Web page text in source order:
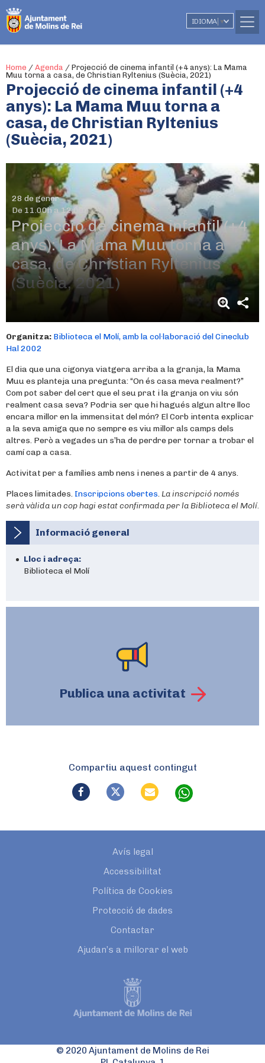
IDIOMA ▼
Home / Agenda / Projecció de cinema infantil (+4 anys): La Mama
Muu torna a casa, de Christian Ryltenius (Suècia, 2021)
Projecció de cinema infantil (+4
anys): La Mama Muu torna a
casa, de Christian Ryltenius
(Suècia, 2021)
28 de gener
De 11.00h a 12:00h
Projecció de cinema infantil (+4
anys): La Mama Muu torna a
casa, de Christian Ryltenius
(Suècia, 2021)
Organitza: Biblioteca el Molí, amb la col·laboració del Cineclub
Hal 2002
El dia que una cigonya viatgera arriba a la granja, la Mama
Muu es planteja una pregunta: “On és casa meva realment?”
Com pot saber del cert que el seu prat i la granja on viu són
realment casa seva? Podria ser que hi hagués algun altre lloc
encara millor en la immensitat del món? El Corb intenta explicar
a la seva amiga que no sempre es viu millor als camps dels
altres. Però a vegades un s’ha de perdre per tornar a trobar el
camí cap a casa.
Activitat per a famílies amb nens i nenes a partir de 4 anys.
Places limitades. Inscripcions obertes.La inscripció només
serà vàlida un cop hagi estat confirmada per la Biblioteca el Molí.
Informació general
Lloc i adreça:
Biblioteca el Molí
Publica una activitat
Compartiu aquest contingut
Avís legal
Accessibilitat
Política de Cookies
Protecció de dades
Contactar
Ajudan’s a millorar el web
© 2020 Ajuntament de Molins de Rei